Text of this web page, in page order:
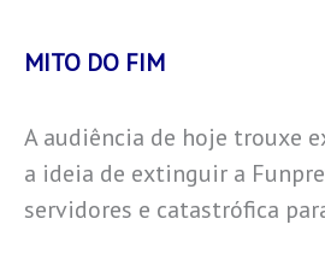
MITO DO FIM
A audiência de hoje trouxe
a ideia de extinguir a
servidores e catastrófica